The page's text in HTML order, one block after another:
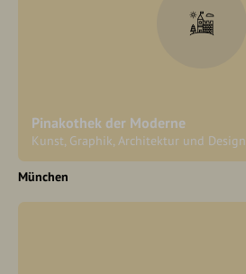
Pinakothek der Moderne
Kunst, Graphik, Architektur und Design
München